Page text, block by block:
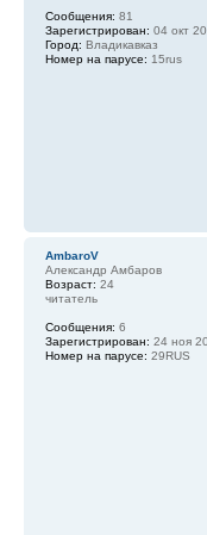
Сообщения: 81
Зарегистрирован: 04 окт
Город: Владикавказ
Номер на парусе: 15rus
AmbaroV
Александр Амбаров
Возраст: 24
читатель
Сообщения: 6
Зарегистрирован: 24 ноя
Номер на парусе: 29RUS